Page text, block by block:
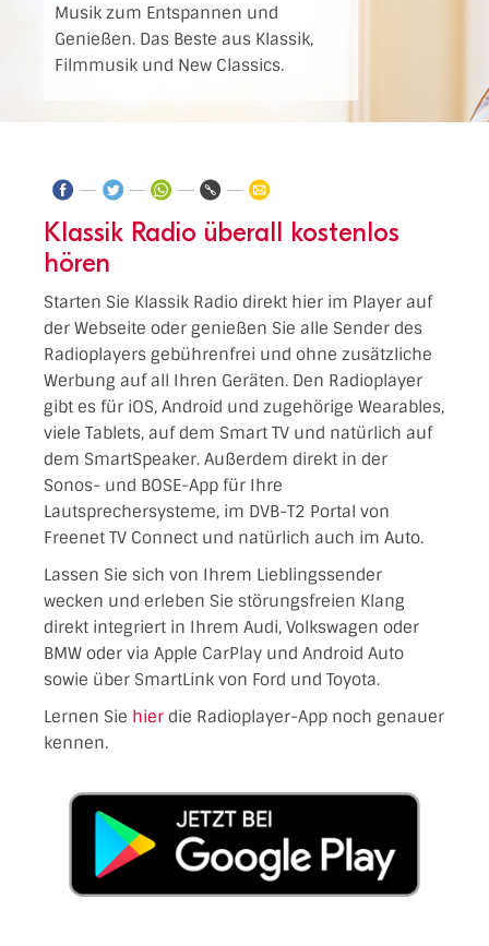
Musik zum Entspannen und
Genießen. Das Beste aus Klassik,
Filmmusik und New Classics.
Klassik Radio überall kostenlos
hören
Starten Sie Klassik Radio direkt hier im Player auf
der Webseite oder genießen Sie alle Sender des
Radioplayers gebührenfrei und ohne zusätzliche
Werbung auf all Ihren Geräten. Den Radioplayer
gibt es für iOS, Android und zugehörige Wearables,
viele Tablets, auf dem Smart TV und natürlich auf
dem SmartSpeaker. Außerdem direkt in der
Sonos- und BOSE-App für Ihre
Lautsprechersysteme, im DVB-T2 Portal von
Freenet TV Connect und natürlich auch im Auto.
Lassen Sie sich von Ihrem Lieblingssender
wecken und erleben Sie störungsfreien Klang
direkt integriert in Ihrem Audi, Volkswagen oder
BMW oder via Apple CarPlay und Android Auto
sowie über SmartLink von Ford und Toyota.
Lernen Sie hier die Radioplayer-App noch genauer
kennen.